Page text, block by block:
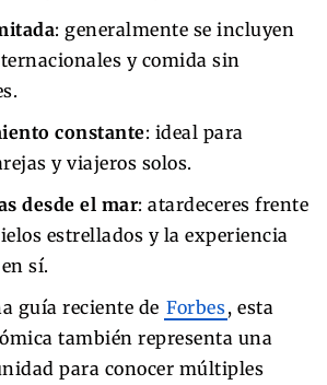
: generalmente se incluyen
y comida sin
constante: ideal para
y viajeros solos.
desde el mar: atardeceres frente
estrellados y la experiencia
sí.
guía reciente de Forbes, esta
también representa una
para conocer múltiples